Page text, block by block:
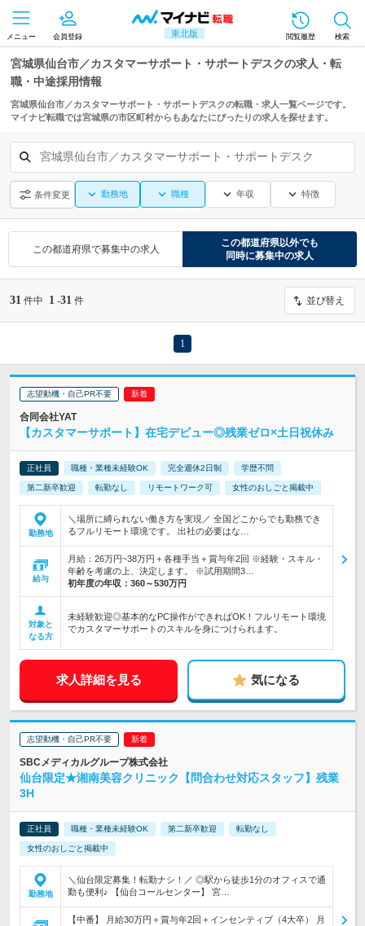
東北版
メニュー 会員登録 閲覧履歴 検索
宮城県仙台市／カスタマーサポート・サポートデスクの求人・転
職・中途採用情報
宮城県仙台市／カスタマーサポート・サポートデスクの転職・求人一覧ページです。
マイナビ転職では宮城県の市区町村からもあなたにぴったりの求人を探せます。
宮城県仙台市／カスタマーサポート・サポートデスク
条件変更 勤務地 職種 年収 特徴
この都道府県で募集中の求人
この都道府県以外でも
同時に募集中の求人
31 件中 1 -31 件 並び替え
1
志望動機・自己PR不要
合同会社YAT
【カスタマーサポート】在宅デビュー◎残業ゼロ×土日祝休み
正社員 職種・業種未経験OK 完全週休2日制 学歴不問
第二新卒歓迎 転勤なし リモートワーク可 女性のおしごと掲載中
勤務地
＼場所に縛られない働き方を実現／ 全国どこからでも勤務でき
るフルリモート環境です。 出社の必要はな…
給与
月給：26万円~38万円＋各種手当＋賞与年2回 ※経験・スキル・
年齢を考慮の上、決定します。 ※試用期間3…
初年度の年収： 360～530万円
対象と
なる方
未経験歓迎◎基本的なPC操作ができればOK！フルリモート環境
でカスタマーサポートのスキルを身につけられます。
求人詳細を見る 気になる
志望動機・自己PR不要
SBCメディカルグループ株式会社
仙台限定★湘南美容クリニック【問合わせ対応スタッフ】残業
3H
正社員 職種・業種未経験OK 第二新卒歓迎 転勤なし
女性のおしごと掲載中
勤務地
＼仙台限定募集！転勤ナシ！／ ◎駅から徒歩1分のオフィスで通
勤も便利♪ 【仙台コールセンター】 宮…
【中番】 月給30万円＋賞与年2回＋インセンティブ（4大卒） 月